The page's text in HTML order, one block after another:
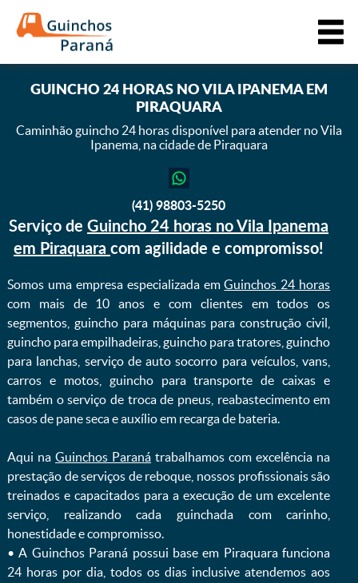
GUINCHO 24 HORAS NO VILA IPANEMA EM
PIRAQUARA
Caminhão guincho 24 horas disponível para atender no Vila
Ipanema, na cidade de Piraquara
(41) 98803-5250
Serviço deGuincho 24 horas no Vila Ipanema
em Piraquaracom agilidade e compromisso!
Somos uma empresa especializada emGuinchos 24 horas
com mais de 10 anos e com clientes em todos os
segmentos, guincho para máquinas para construção civil,
guincho para empilhadeiras, guincho para tratores, guincho
para lanchas, serviço de auto socorro para veículos, vans,
carros e motos, guincho para transporte de caixas e
também o serviço de troca de pneus, reabastecimento em
casos de pane seca e auxílio em recarga de bateria. ㅤㅤ
Aqui naGuinchos Paraná trabalhamos com excelência na
prestação de serviços de reboque, nossos profissionais são
treinados e capacitados para a execução de um excelente
serviço, realizando cada guinchada com carinho,
honestidade e compromisso.
ㅤㅤ• A Guinchos Paraná possui base em Piraquara funciona
24 horas por dia, todos os dias inclusive atendemos aos